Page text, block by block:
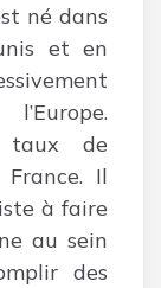
né dans
et en
taux de
France. Il
à faire
au sein
des